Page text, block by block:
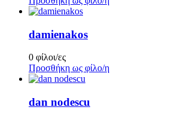
damienakos
0 φίλοι/ες
Προσθήκη ως φίλο/η
dan nodescu